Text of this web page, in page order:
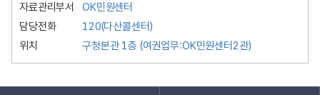
자료관리부서
OK민원센터
담당전화
120(다산콜센터)
위치
구청본관 1층 (여권업무:OK민원센터2관)